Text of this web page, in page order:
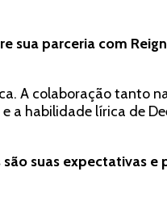
sua parceria com
A colaboração tanto
a habilidade lírica de
suas expectativas